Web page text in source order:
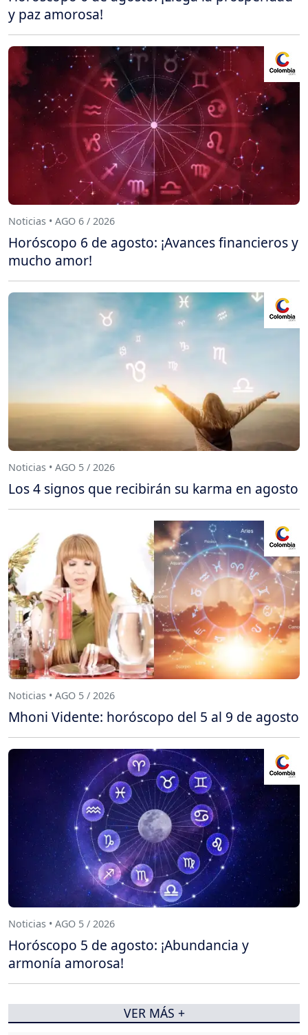
y paz amorosa!
Noticias • AGO 6 / 2026
Horóscopo 6 de agosto: ¡Avances financieros y
mucho amor!
Noticias • AGO 5 / 2026
Los 4 signos que recibirán su karma en agosto
Noticias • AGO 5 / 2026
Mhoni Vidente: horóscopo del 5 al 9 de agosto
Noticias • AGO 5 / 2026
Horóscopo 5 de agosto: ¡Abundancia y
armonía amorosa!
VER MÁS +